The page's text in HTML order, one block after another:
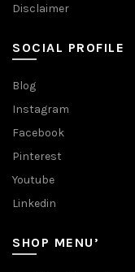
Disclaimer
SOCIAL PROFILE
Blog
Instagram
Facebook
Pinterest
Youtube
Linkedin
SHOP MENU’